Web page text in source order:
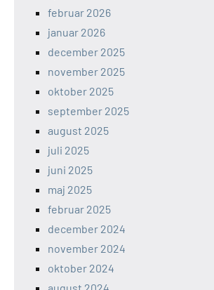
februar 2026
januar 2026
december 2025
november 2025
oktober 2025
september 2025
august 2025
juli 2025
juni 2025
maj 2025
februar 2025
december 2024
november 2024
oktober 2024
august 2024